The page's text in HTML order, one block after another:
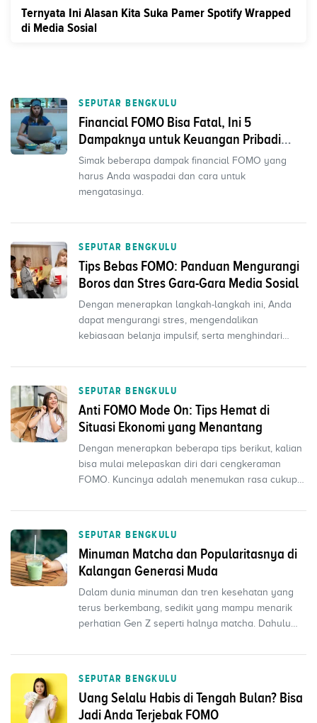
Ternyata Ini Alasan Kita Suka Pamer Spotify Wrapped
di Media Sosial
SEPUTAR BENGKULU
Financial FOMO Bisa Fatal, Ini 5
Dampaknya untuk Keuangan Pribadi
Anda
Simak beberapa dampak financial FOMO yang
harus Anda waspadai dan cara untuk
mengatasinya.
SEPUTAR BENGKULU
Tips Bebas FOMO: Panduan Mengurangi
Boros dan Stres Gara-Gara Media Sosial
Dengan menerapkan langkah-langkah ini, Anda
dapat mengurangi stres, mengendalikan
kebiasaan belanja impulsif, serta menghindari
SEPUTAR BENGKULU
Anti FOMO Mode On: Tips Hemat di
Situasi Ekonomi yang Menantang
Dengan menerapkan beberapa tips berikut, kalian
bisa mulai melepaskan diri dari cengkeraman
FOMO. Kuncinya adalah menemukan rasa cukup
SEPUTAR BENGKULU
Minuman Matcha dan Popularitasnya di
Kalangan Generasi Muda
Dalam dunia minuman dan tren kesehatan yang
terus berkembang, sedikit yang mampu menarik
perhatian Gen Z seperti halnya matcha. Dahulu
SEPUTAR BENGKULU
Uang Selalu Habis di Tengah Bulan? Bisa
Jadi Anda Terjebak FOMO